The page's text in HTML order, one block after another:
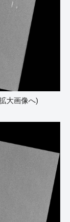
大画像へ)